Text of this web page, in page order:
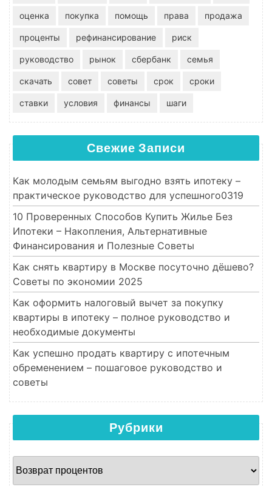
оценка покупка помощь права продажа
проценты рефинансирование риск
руководство рынок сбербанк семья
скачать совет советы срок сроки
ставки условия финансы шаги
Свежие Записи
Как молодым семьям выгодно взять ипотеку –
практическое руководство для успешного0319
10 Проверенных Способов Купить Жилье Без
Ипотеки – Накопления, Альтернативные
Финансирования и Полезные Советы
Как снять квартиру в Москве посуточно дёшево?
Советы по экономии 2025
Как оформить налоговый вычет за покупку
квартиры в ипотеку – полное руководство и
необходимые документы
Как успешно продать квартиру с ипотечным
обременением – пошаговое руководство и
советы
Рубрики
Рубрики